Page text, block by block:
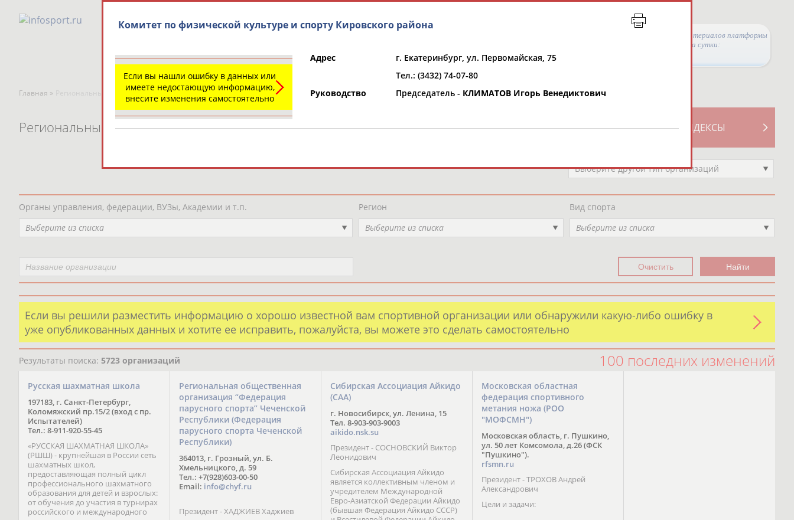
Просмотры материалов платформы
за сутки:
Главная » Региональные спортивные организации
СВОДНЫЕ ИНДЕКСЫ
ТАБЛО АКТИВНОСТИ
РЕСУРСНАЯ ПЛОЩАДКА
Региональные спортивные организации
Выберите другой тип организаций
Органы управления, федерации, ВУЗы, Академии и т.п.
Выберите из списка
Регион
Выберите из списка
Вид спорта
Выберите из списка
Если вы решили разместить информацию о хорошо известной вам спортивной организации или обнаружили какую-либо ошибку в
уже опубликованных данных и хотите ее исправить, пожалуйста, вы можете это сделать самостоятельно
Результаты поиска: 5723 организаций 100 последних изменений
Русская шахматная школа
197183, г. Санкт-Петербург,
Коломяжский пр.15/2 (вход с пр.
Испытателей)
Тел.: 8-911-920-55-45
«РУССКАЯ ШАХМАТНАЯ ШКОЛА»
(РШШ) - крупнейшая в России сеть
шахматных школ,
предоставляющая полный цикл
профессионального шахматного
образования для детей и взрослых:
от обучения до участия в турнирах
российского и международного
Региональная общественная
организация “Федерация
парусного спорта” Чеченской
Республики (Федерация
парусного спорта Чеченской
Республики)
364013, г. Грозный, ул. Б.
Хмельницкого, д. 59
Тел.: +7(928)603-00-50
Email: info@chyf.ru
Президент - ХАДЖИЕВ Хаджиев
Сибирская Ассоциация Айкидо
(САА)
г. Новосибирск, ул. Ленина, 15
Тел. 8-903-903-9003
aikido.nsk.su
Президент - СОСНОВСКИЙ Виктор
Леонидович
Сибирская Ассоциация Айкидо
является коллективным членом и
учредителем Международной
Евро-Азиатской Федерации Айкидо
(бывшая Федерация Айкидо СССР)
Московская областная
федерация спортивного
метания ножа (РОО
"МОФСМН")
Московская область, г. Пушкино,
ул. 50 лет Комсомола, д.26 (ФСК
"Пушкино").
rfsmn.ru
Президент - ТРОХОВ Андрей
Александрович
Цели и задачи:
Комитет по физической культуре и спорту Кировского района
Если вы нашли ошибку в данных или
имеете недостающую информацию,
внесите изменения самостоятельно
Адрес
г. Екатеринбург, ул. Первомайская, 75
Тел.: (3432) 74-07-80
Руководство
Председатель - КЛИМАТОВ Игорь Венедиктович